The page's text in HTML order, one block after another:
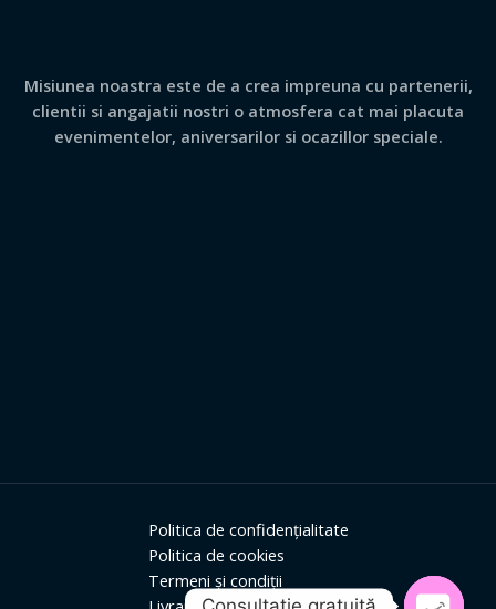
Misiunea noastra este de a crea impreuna cu partenerii,
clientii si angajatii nostri o atmosfera cat mai placuta
evenimentelor, aniversarilor si ocazillor speciale.
Politica de confidențialitate
Politica de cookies
Termeni și condiții